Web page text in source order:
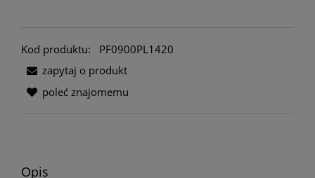
Kod produktu:
PF0900PL1420
zapytaj o produkt
poleć znajomemu
Opis